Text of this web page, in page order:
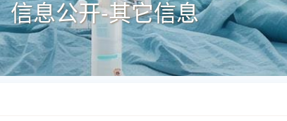
信息公开-其它信息